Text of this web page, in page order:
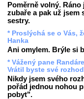
Poměrně volný. Ráno
zubaře a pak už jsem
sestry.
* Proslýchá se o Vás,
Hanka
Ani omylem. Brýle si
* Vážený pane
Vrátil byste své
Nikdy jsem svého
pořád jednou nohou
pobyt".